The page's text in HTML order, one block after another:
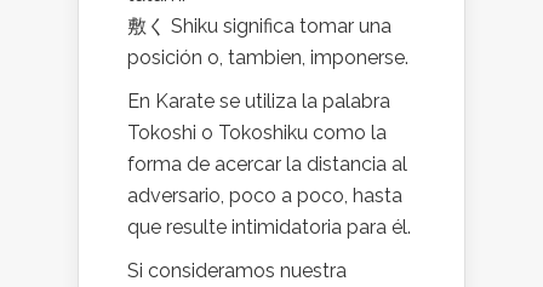
敷く Shiku significa tomar una
posición o, tambien, imponerse.
En Karate se utiliza la palabra
Tokoshi o Tokoshiku como la
forma de acercar la distancia al
adversario, poco a poco, hasta
que resulte intimidatoria para él.
Si consideramos nuestra